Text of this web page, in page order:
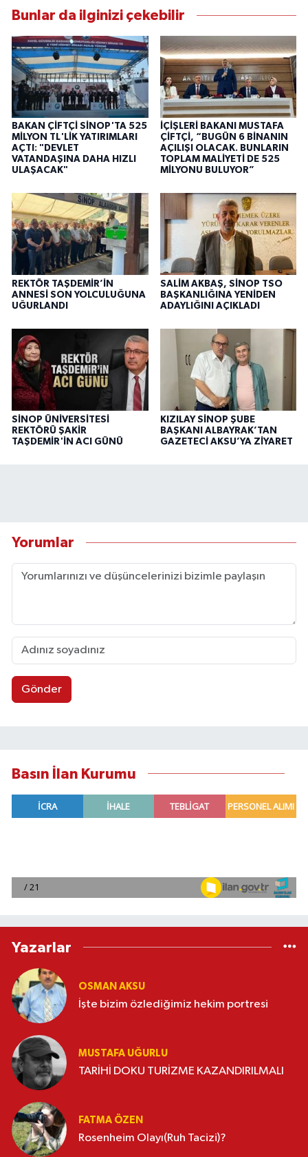
Bunlar da ilginizi çekebilir
BAKAN ÇİFTÇİ SİNOP'TA 525
MİLYON TL'LİK YATIRIMLARI
AÇTI: "DEVLET
VATANDAŞINA DAHA HIZLI
ULAŞACAK"
İÇİŞLERİ BAKANI MUSTAFA
ÇİFTÇİ, “BUGÜN 6 BİNANIN
AÇILIŞI OLACAK. BUNLARIN
TOPLAM MALİYETİ DE 525
MİLYONU BULUYOR”
REKTÖR TAŞDEMİR’İN
ANNESİ SON YOLCULUĞUNA
UĞURLANDI
SALİM AKBAŞ, SİNOP TSO
BAŞKANLIĞINA YENİDEN
ADAYLIĞINI AÇIKLADI
SİNOP ÜNİVERSİTESİ
REKTÖRÜ ŞAKİR
TAŞDEMİR'İN ACI GÜNÜ
KIZILAY SİNOP ŞUBE
BAŞKANI ALBAYRAK’TAN
GAZETECİ AKSU’YA ZİYARET
Yorumlar
Gönder
Basın İlan Kurumu
Yazarlar
OSMAN AKSU
İşte bizim özlediğimiz hekim portresi
MUSTAFA UĞURLU
TARİHİ DOKU TURİZME KAZANDIRILMALI
FATMA ÖZEN
Rosenheim Olayı(Ruh Tacizi)?